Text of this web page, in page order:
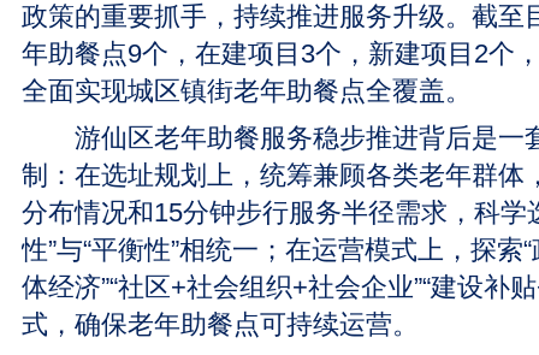
政策的重要抓手，持续推进服务升级。截至
年助餐点9个，在建项目3个，新建项目2个
全面实现城区镇街老年助餐点全覆盖。
游仙区老年助餐服务稳步推进背后是一
制：在选址规划上，统筹兼顾各类老年群体
分布情况和15分钟步行服务半径需求，科学
性”与“平衡性”相统一；在运营模式上，探索
体经济”“社区+社会组织+社会企业”“建设补
式，确保老年助餐点可持续运营。